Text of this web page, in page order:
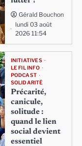
Gérald Bouchon
lundi 03 août
2026 11:54
INITIATIVES
LE FIL INFO
PODCAST
SOLIDARITÉ
Précarité,
canicule,
solitude :
quand le lien
social devient
essentiel